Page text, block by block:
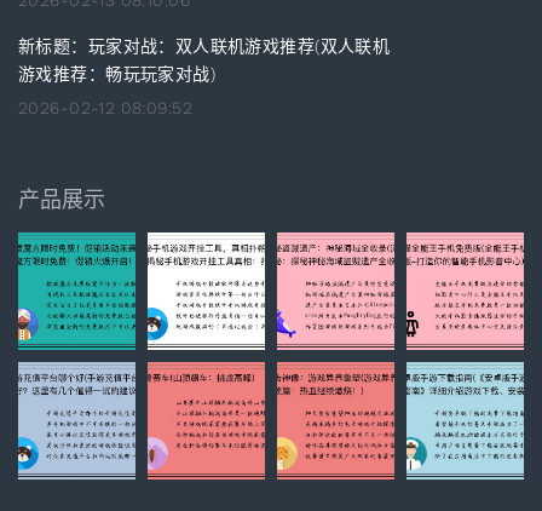
新标题：玩家对战：双人联机游戏推荐(双人联机
游戏推荐：畅玩玩家对战)
2026-02-12 08:09:52
产品展示